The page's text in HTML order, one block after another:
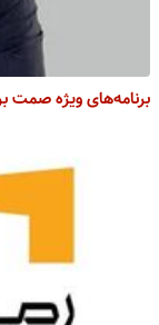
برنامه‌های ویژه صمت